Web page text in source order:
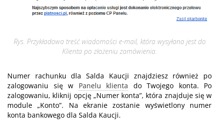
Rys. Przykładowa treść wiadomości e-mail, która wysyłana jest do
Klienta po złożeniu zamówienia.
Numer rachunku dla Salda Kaucji znajdziesz również po
zalogowaniu się w Panelu klienta do Twojego konta. Po
zalogowaniu, kliknij opcję „Numer konta”, która znajduje się w
module „Konto”. Na ekranie zostanie wyświetlony numer
konta bankowego dla Salda Kaucji.